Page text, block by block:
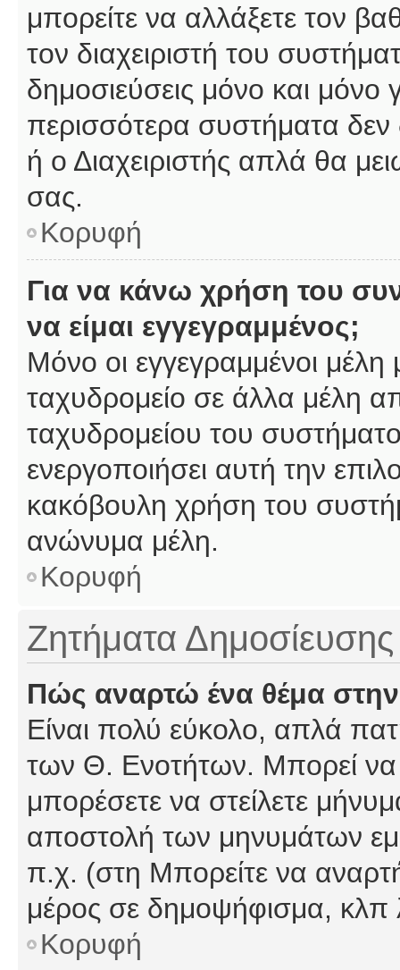
μπορείτε να αλλάξετε τον
τον διαχειριστή του
δημοσιεύσεις μόνο και
περισσότερα συστήματα δεν
ή ο Διαχειριστής απλά θα
σας.
Κορυφή
Για να κάνω χρήση του
να είμαι εγγεγραμμένος;
Μόνο οι εγγεγραμμένοι
ταχυδρομείο σε άλλα μέλη
ταχυδρομείου του
ενεργοποιήσει αυτή την
κακόβουλη χρήση του
ανώνυμα μέλη.
Κορυφή
Ζητήματα Δημοσίευσης
Πώς αναρτώ ένα θέμα
Είναι πολύ εύκολο, απλά
των Θ. Ενοτήτων. Μπορεί να
μπορέσετε να στείλετε
αποστολή των μηνυμάτων
π.χ. (στη Μπορείτε να
μέρος σε δημοψήφισμα, κλπ
Κορυφή